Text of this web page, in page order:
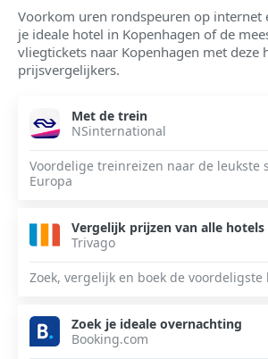
Voorkom uren rondspeuren op internet
je ideale hotel in Kopenhagen of de
vliegtickets naar Kopenhagen met deze
prijsvergelijkers.
Met de trein
NSinternational
Voordelige treinreizen naar de leukste
Europa
Vergelijk prijzen van alle hotels
Trivago
Zoek, vergelijk en boek de voordeligste
Zoek je ideale overnachting
Booking.com